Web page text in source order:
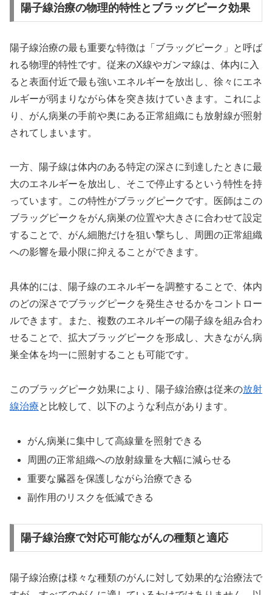
陽子線治療の物理的特性とブラッグピーク効果
陽子線治療の最も重要な特徴は「ブラッグピーク」と呼ば
れる物理的特性です。従来のX線やガンマ線は、体内に入
ると表面付近で最も強いエネルギーを放出し、徐々にエネ
ルギーが弱まりながら体を突き抜けていきます。これによ
り、がん病巣の手前や奥にある正常組織にも放射線が照射
されてしまいます。
一方、陽子線は体内のある特定の深さに到達したときに最
大のエネルギーを放出し、そこで停止するという特性を持
っています。この特性がブラッグピークです。医師はこの
ブラッグピークをがん病巣の位置や大きさに合わせて設定
することで、がん細胞だけを狙い撃ちし、周囲の正常組織
への影響を最小限に抑えることができます。
具体的には、陽子線のエネルギーを調整することで、体内
のどの深さでブラッグピークを発生させるかをコントロー
ルできます。また、複数のエネルギーの陽子線を組み合わ
せることで、拡大ブラッグピークを形成し、大きながん病
巣全体を均一に照射することも可能です。
このブラッグピーク効果により、陽子線治療は従来の放射
線治療と比較して、以下のような利点があります。
がん病巣に集中して高線量を照射できる
周囲の正常組織への放射線量を大幅に減らせる
重要な臓器を保護しながら治療できる
副作用のリスクを低減できる
陽子線治療で対応可能ながんの種類と適応
陽子線治療は様々な種類のがんに対して効果的な治療法で